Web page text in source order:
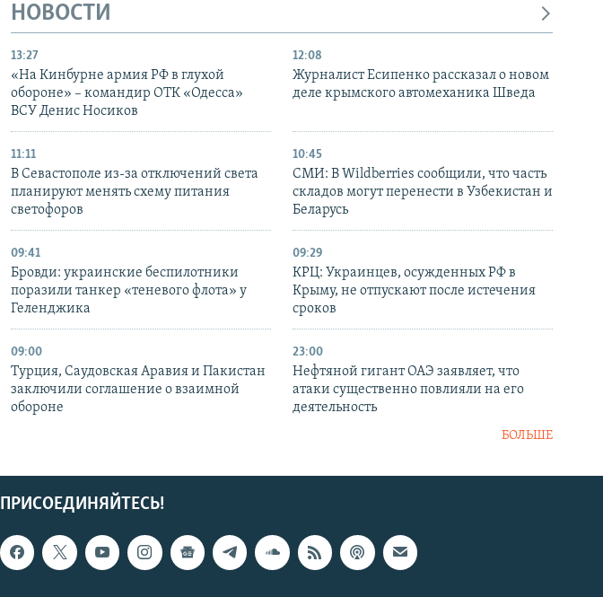
НОВОСТИ
13:27
«На Кинбурне армия РФ в глухой
обороне» – командир ОТК «Одесса»
ВСУ Денис Носиков
12:08
Журналист Есипенко рассказал о новом
деле крымского автомеханика Шведа
11:11
В Севастополе из-за отключений света
планируют менять схему питания
светофоров
10:45
СМИ: В Wildberries сообщили, что часть
складов могут перенести в Узбекистан и
Беларусь
09:41
Бровди: украинские беспилотники
поразили танкер «теневого флота» у
Геленджика
09:29
КРЦ: Украинцев, осужденных РФ в
Крыму, не отпускают после истечения
сроков
09:00
Турция, Саудовская Аравия и Пакистан
заключили соглашение о взаимной
обороне
23:00
Нефтяной гигант ОАЭ заявляет, что
атаки существенно повлияли на его
деятельность
БОЛЬШЕ
ПРИСОЕДИНЯЙТЕСЬ!